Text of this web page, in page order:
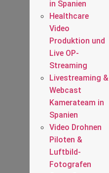
in Spanien
Healthcare
Video
Produktion und
Live OP-
Streaming
Livestreaming &
Webcast
Kamerateam in
Spanien
Video Drohnen
Piloten &
Luftbild-
Fotografen